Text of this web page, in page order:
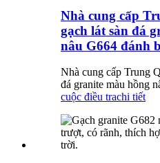
Nhà cung cấp
gạch lát sàn đá
nâu G664 đánh
Nhà cung cấp Trung
đá granite màu hồng
cuộc điều trachi tiết